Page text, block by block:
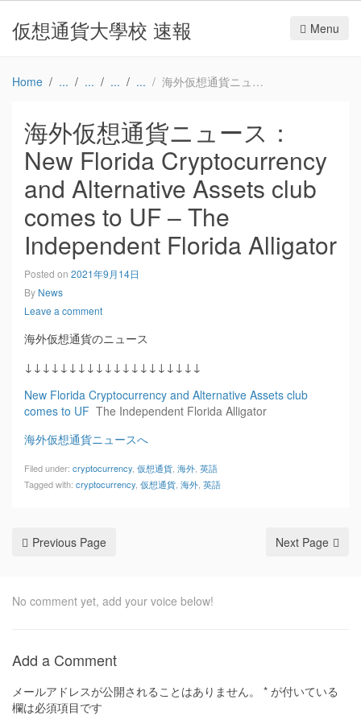
仮想通貨大學校 速報 Menu
Home 海外仮想通貨ニュース：New Florida Cryptocurrency and Alternative Assets club comes to UF – The Independent Florida Alligator
海外仮想通貨ニュース：
New Florida Cryptocurrency
and Alternative Assets club
comes to UF – The
Independent Florida Alligator
Posted on 2021年9月14日
By News
Leave a comment
海外仮想通貨のニュース
↓↓↓↓↓↓↓↓↓↓↓↓↓↓↓↓↓↓↓↓
New Florida Cryptocurrency and Alternative Assets club
comes to UF The Independent Florida Alligator
海外仮想通貨ニュースへ
Filed under: cryptocurrency 仮想通貨 海外 英語
Tagged with: cryptocurrency 仮想通貨 海外 英語
Previous Page Next Page
No comment yet, add your voice below!
Add a Comment
メールアドレスが公開されることはありません。 * が付いている
欄は必須項目です